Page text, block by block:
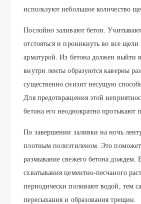
используют небольшое количество
Послойно заливают бетон.
отстояться и проникнуть во все
арматурой. Из бетона должен выйти
внутри ленты образуются каверны
существенно снизит несущую
Для предотвращения этой
бетона его неоднократно протыкают
По завершении заливки на ночь
плотным полиэтиленом. Это поможет
размывание свежего бетона дождем.
схватывания цементно-песчаного
периодически поливают водой, тем
пересыхания и образования трещин.